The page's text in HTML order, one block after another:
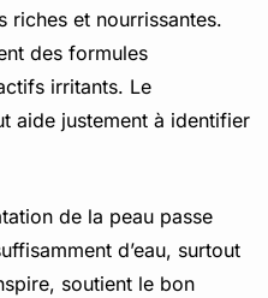
riches et nourrissantes.
des formules
irritants. Le
aide justement à identifier
de la peau passe
d’eau, surtout
soutient le bon